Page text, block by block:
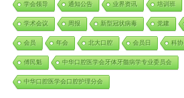
学会领导 通知公告 业界资讯 培训班
学术会议 周报 新型冠状病毒 党建
会员 年会 北大口腔 会员日 科协
傅民魁 中华口腔医学会牙体牙髓病学专业委员会
中华口腔医学会口腔护理分会